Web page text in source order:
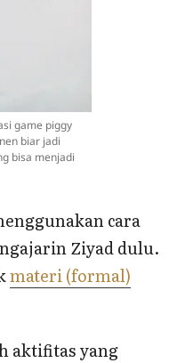
game piggy
biar jadi
bisa menjadi
cara
Ziyad dulu.
materi (formal)
aktifitas yang